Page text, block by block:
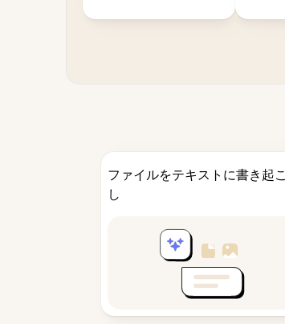
ファイルをテキストに書き起こ
し